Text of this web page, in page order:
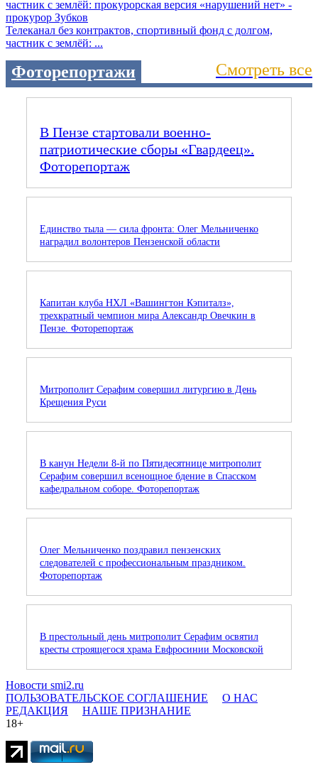
Телеканал без контрактов, спортивный фонд с долгом,
частник с землёй: ...
Фоторепортажи Смотреть все
В Пензе стартовали военно-
патриотические сборы «Гвардеец».
Фоторепортаж
Единство тыла — сила фронта: Олег Мельниченко
наградил волонтеров Пензенской области
Капитан клуба НХЛ «Вашингтон Кэпиталз»,
трехкратный чемпион мира Александр Овечкин в
Пензе. Фоторепортаж
Митрополит Серафим совершил литургию в День
Крещения Руси
В канун Недели 8-й по Пятидесятнице митрополит
Серафим совершил всенощное бдение в Спасском
кафедральном соборе. Фоторепортаж
Олег Мельниченко поздравил пензенских
следователей с профессиональным праздником.
Фоторепортаж
В престольный день митрополит Серафим освятил
кресты строящегося храма Евфросинии Московской
Новости smi2.ru
ПОЛЬЗОВАТЕЛЬСКОЕ СОГЛАШЕНИЕ
О НАС
РЕДАКЦИЯ
НАШЕ ПРИЗНАНИЕ
18+